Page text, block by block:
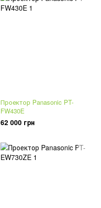
Проектор Panasonic PT-
FW430E
62 000 грн